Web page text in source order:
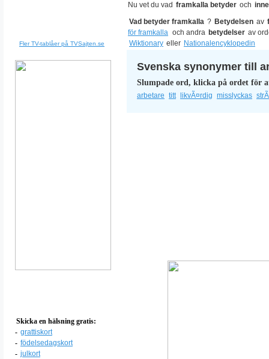
Fler TV-tablåer på TVSajten.se
Skicka en hälsning gratis:
- grattiskort
- födelsedagskort
- julkort
Nu vet du vad framkalla betyder och
Vad betyder framkalla ? Betydelsen av
för framkalla och andra betydelser av
Wiktionary eller Nationalencyklopedin
Svenska synonymer till
Slumpade ord, klicka på ordet för
arbetare titt likvÃ¤rdig misslyckas